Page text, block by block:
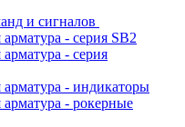
и сигналов
- серия SB2
- серия
арматура - индикаторы
арматура - рокерные